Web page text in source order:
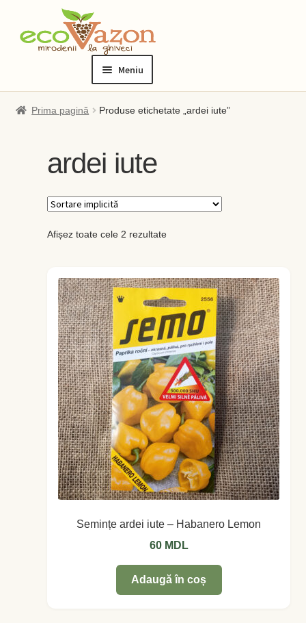
Sari
Sari
Meniu
Checkout
Contact
Checkout
ecoVazon în Mass-Media
Despre noi OLD
Prima pagină Produse etichetate „ardei iute”
ardei iute
Afișez toate cele 2 rezultate
Semințe ardei iute – Habanero Lemon
60 MDL
Adaugă în coș